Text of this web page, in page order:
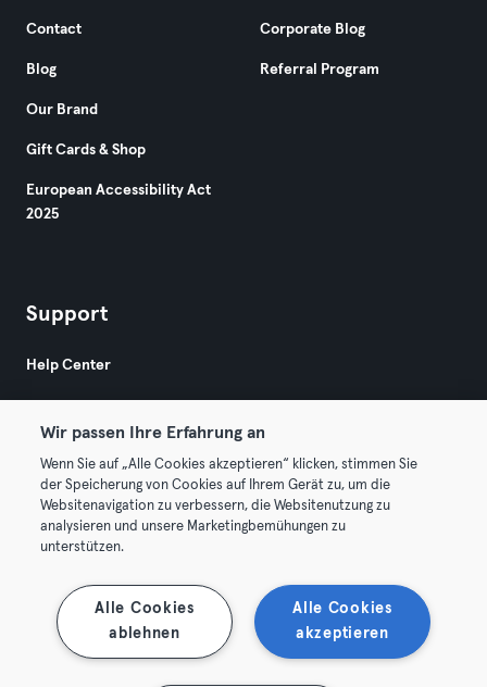
Contact
Blog
Our Brand
Gift Cards & Shop
European Accessibility Act
2025
Corporate Blog
Referral Program
Support
Help Center
© 2026 Urban Sports Group GmbH. All rights reserved.
Terms & Conditions
Terminate contracts here Withdraw contracts here
Wir passen Ihre Erfahrung an
Wenn Sie auf „Alle Cookies akzeptieren“ klicken, stimmen Sie
der Speicherung von Cookies auf Ihrem Gerät zu, um die
Websitenavigation zu verbessern, die Websitenutzung zu
analysieren und unsere Marketingbemühungen zu
unterstützen.
Alle Cookies
akzeptieren
Alle Cookies
ablehnen